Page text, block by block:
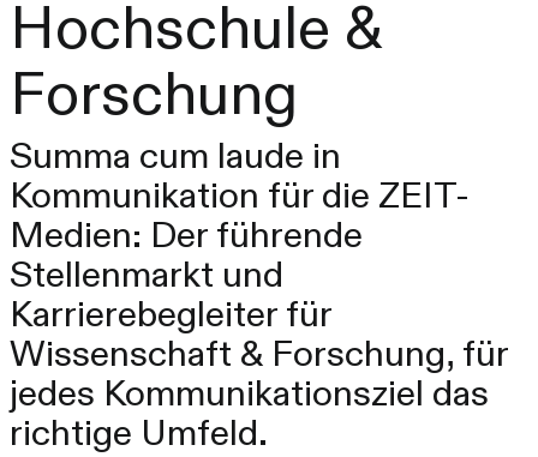
Hochschule &
Forschung
Summa cum laude in
Kommunikation für die ZEIT-
Medien: Der führende
Stellenmarkt und
Karrierebegleiter für
Wissenschaft & Forschung, für
jedes Kommunikationsziel das
richtige Umfeld.